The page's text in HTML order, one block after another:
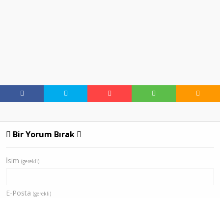
Bir Yorum Bırak
İsim (gerekli)
E-Posta (gerekli)